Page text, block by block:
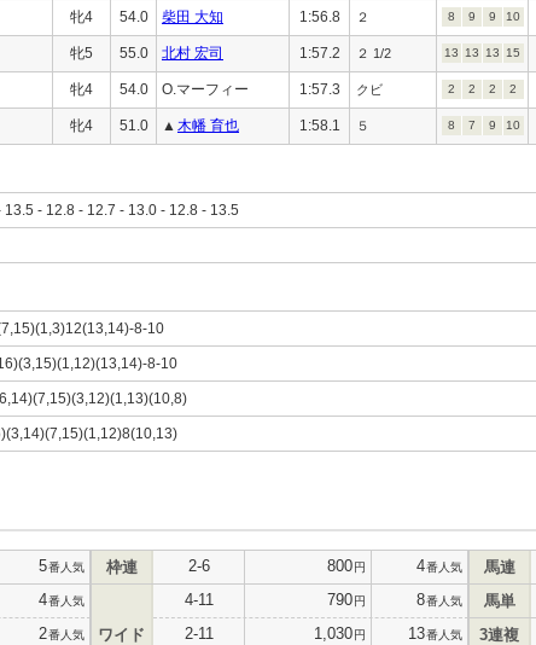
牝4 54.0 柴田 大知 1:56.8 ２ 8 9 9 10
牝5 55.0 北村 宏司 1:57.2 ２ 1/2 13 13 13 15
牝4 54.0 O.マーフィー 1:57.3 クビ 2 2 2 2
牝4 51.0 ▲ 木幡 育也 1:58.1 ５ 8 7 9 10
13.5 - 12.8 - 12.7 - 13.0 - 12.8 - 13.5
8-10
8-10
5番人気
4番人気
2番人気
枠連 2-6 800円 4番人気
ワイド
4-11 790円 8番人気
2-11 1,030円 13番人気
馬連
馬単
3連複